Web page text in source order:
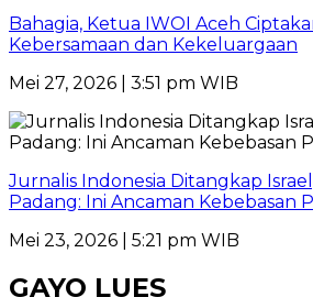
Bahagia, Ketua IWOI Aceh
Kebersamaan dan Kekeluargaan
Mei 27, 2026 | 3:51 pm WIB
Jurnalis Indonesia Ditangkap
Padang: Ini Ancaman Kebebasan
Mei 23, 2026 | 5:21 pm WIB
GAYO LUES